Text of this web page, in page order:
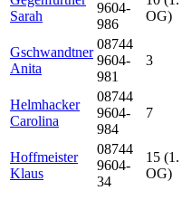
Sarah
9604-
986
OG)
Gschwandtner
Anita
08744
9604-
981
3
Helmhacker
Carolina
08744
9604-
984
7
Hoffmeister
Klaus
08744
9604-
34
15 (1.
OG)